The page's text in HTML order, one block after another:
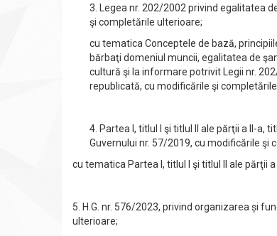
3. Legea nr. 202/2002 privind egalitatea
şi completările ulterioare;
cu tematica Conceptele de bază,
bărbaţi domeniul muncii, egalitatea de
cultură şi la informare potrivit Legii nr.
republicată, cu modificările şi
4. Partea I, titlul I şi titlul II ale părţii a II-a,
Guvernului nr. 57/2019, cu modificările şi
cu tematica Partea I, titlul I şi titlul II ale părţii
5. H.G. nr. 576/2023, privind organizarea și
ulterioare;